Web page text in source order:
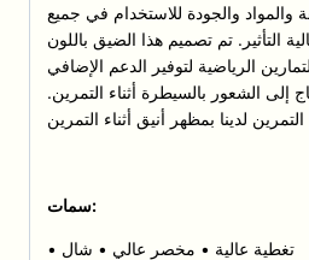
والمواد والجودة للاستخدام في جميع
التأثير. تم تصميم هذا الضيق باللون
الرياضية لتوفير الدعم الإضافي
إلى الشعور بالسيطرة أثناء التمرين.
سمات:
• تغطية عالية • مخصر عالي • شال